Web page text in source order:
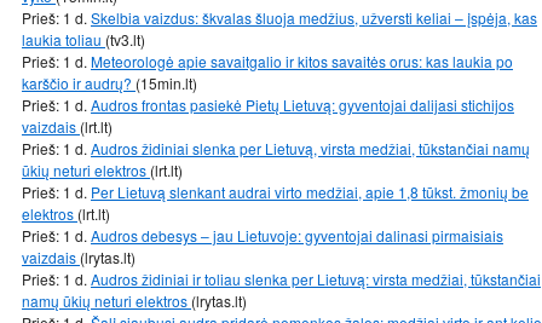
Prieš: 1 d. Skelbia vaizdus: škvalas šluoja medžius, užversti keliai – įspėja, kas
laukia toliau (tv3.lt)
Prieš: 1 d. Meteorologė apie savaitgalio ir kitos savaitės orus: kas laukia po
karščio ir audrų? (15min.lt)
Prieš: 1 d. Audros frontas pasiekė Pietų Lietuvą: gyventojai dalijasi stichijos
vaizdais (lrt.lt)
Prieš: 1 d. Audros židiniai slenka per Lietuvą, virsta medžiai, tūkstančiai namų
ūkių neturi elektros (lrt.lt)
Prieš: 1 d. Per Lietuvą slenkant audrai virto medžiai, apie 1,8 tūkst. žmonių be
elektros (lrt.lt)
Prieš: 1 d. Audros debesys – jau Lietuvoje: gyventojai dalinasi pirmaisiais
vaizdais (lrytas.lt)
Prieš: 1 d. Audros židiniai ir toliau slenka per Lietuvą: virsta medžiai, tūkstančiai
namų ūkių neturi elektros (lrytas.lt)